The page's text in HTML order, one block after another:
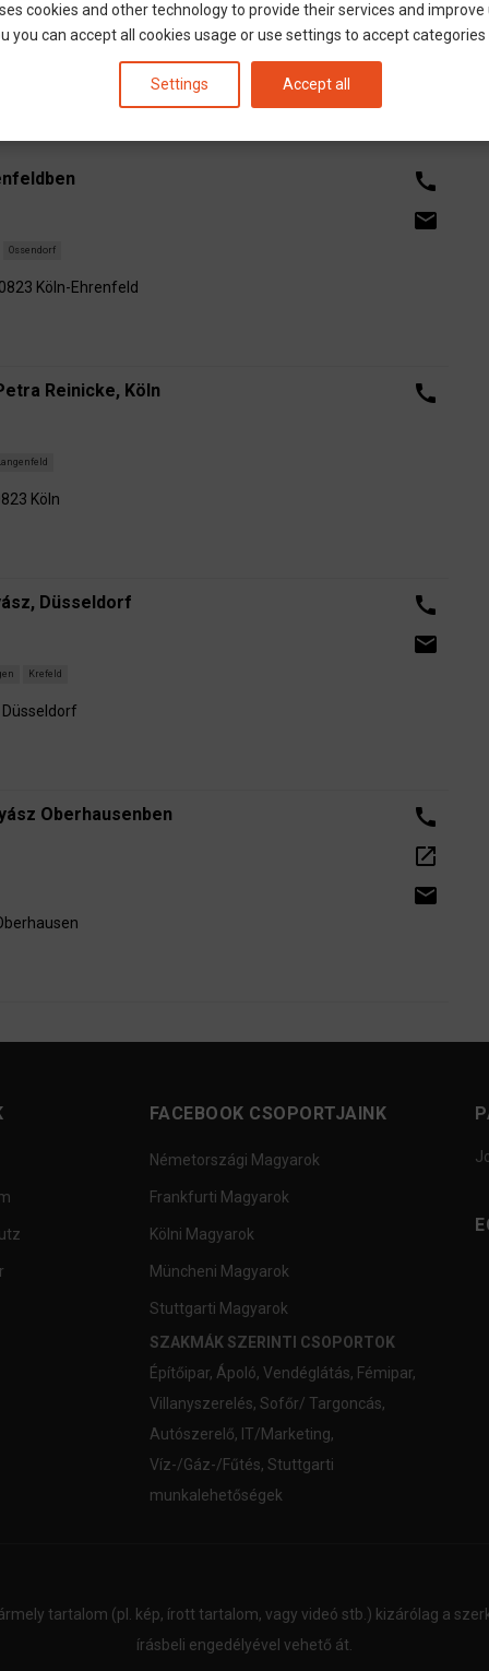
ITT, majd iktasdbe hirdetését ITT
Ossendorf
Köln-Ehrenfeld
call
email
Reinicke, Köln
Köln
call
Düsseldorf
Krefeld
call
email
Oberhausenben
call
open_in_new
email
FACEBOOK CSOPORTJAINK
Németországi Magyarok
Frankfurti Magyarok
Kölni Magyarok
Müncheni Magyarok
Stuttgarti Magyarok
SZAKMÁK SZERINTI CSOPORTOK
Építőipar, Ápoló, Vendéglátás, Fémipar,
Villanyszerelés, Sofőr/ Targoncás,
Autószerelő, IT/Marketing,
Víz-/Gáz-/Fűtés, Stuttgarti
munkalehetőségek
tartalom (pl. kép, írott tartalom, vagy videó stb.) kizárólag a
írásbeli engedélyével vehető át.
cookies and other technology to provide their services and improve
you can accept all cookies usage or use settings to accept categories
Settings Accept all